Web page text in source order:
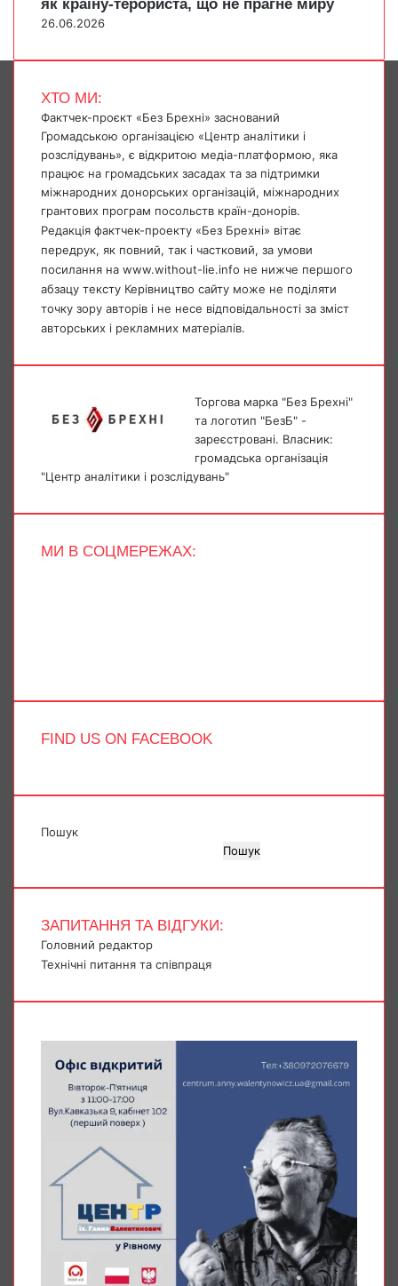
як країну-терориста, що не прагне миру
26.06.2026
ХТО МИ:
Фактчек-проєкт «Без Брехні» заснований
Громадською організацією «Центр аналітики і
розслідувань», є відкритою медіа-платформою, яка
працює на громадських засадах та за підтримки
міжнародних донорських організацій, міжнародних
грантових програм посольств країн-донорів.
Редакція фактчек-проекту «Без Брехні» вітає
передрук, як повний, так і частковий, за умови
посилання на www.without-lie.info не нижче першого
абзацу тексту Керівництво сайту може не поділяти
точку зору авторів і не несе відповідальності за зміст
авторських і рекламних матеріалів.
Торгова марка "Без Брехні"
та логотип "БезБ" -
зареєстровані. Власник:
громадська організація
"Центр аналітики і розслідувань"
МИ В СОЦМЕРЕЖАХ:
FIND US ON FACEBOOK
Пошук
Пошук
ЗАПИТАННЯ ТА ВІДГУКИ:
Головний редактор
Технічні питання та співпраця